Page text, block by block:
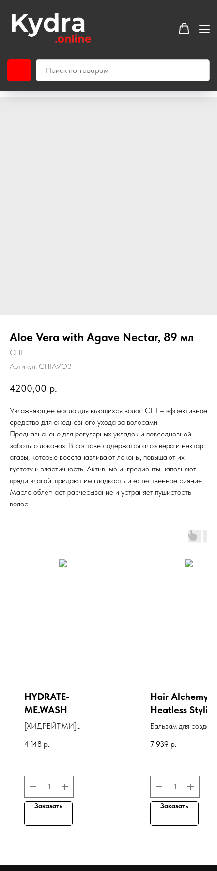
Aloe Vera with Agave Nectar, 89 мл
CHI
Артикул: CHIAVO3
4200,00 р.
Увлажняющее масло для вьющихся волос CHI – эффективное
средство для ежедневного ухода за волосами.
Предназначено для регулярных укладок и повседневной
заботы о локонах. В составе содержатся алоэ вера и нектар
агавы, которые восстанавливают локоны, повышают их
густоту и эластичность. Активные ингредиенты наполняют
пряди влагой, придают им гладкость и естественное сияние.
Масло облегчает расчесывание и устраняет пушистость
волос.
HYDRATE-
ME.WASH
[ХИДРЕЙТ.МИ]
интенсивного
4 148 р.
Заказать
Hair Alchemy
Heatless
Balm
Бальзам для
"Сила Возрождения"
7 939 р.
Заказать